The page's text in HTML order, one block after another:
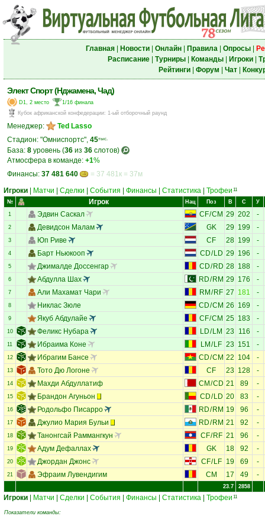
Главная| Новости| Онлайн| Правила| Опросы|
Расписание| Турниры| Команды| Игроки|
Рейтинги| Форум Чат|
Элект Спорт (Нджамена, Чад)
D1, 2 место
1/16 финала
Кубок африканской конфедерации: 1-ый отборочный раунд
Менеджер:
Ted Lasso
Стадион: "Омниспортс", 45тыс.
База: 8 уровень (36 из 36 слотов)
Атмосфера в команде: +1%
Финансы: 37 481 640
= 37 481к = 37м
Игроки
Матчи Сделки События Финансы Статистика Трофеи 11
№ Игрок Нац Поз В С У
1 Эдвин Саскал CF/CM 29 202 -
2 Девидсон Малам GK 29 199 -
3 Юп Риве CF 28 199 -
4 Барт Ньюкооп CD/LD 29 196 -
5 Джималде Доссенгар CD/RD 28 188 -
6 Абдулла Шах RD/ RM 29 176 -
7 Али Махамат Чари RM / RF 27 181 -
8 Никлас Зюле CD/CM 26 169 -
9 Якуб Абдулайе CF/CM 25 183 -
10 Феликс Нубара LD/ LM 23 116 -
11 Ибраима Коне LM / LF 23 151 -
12 Ибрагим Бансе CD/CM 22 104 -
13 Тото Дю Логоне CF 23 128 -
14 Махди Абдуллатиф CM /CD 21 89 -
15 Брандон Агуньон CD/LD 20 83 -
16 Родольфо Писарро RD/ RM 19 96 -
17 Джулио Мария Бульи RD/ RM 21 92 -
18 Танонгсай Раммангкун CF/RF 21 96 -
19 Адум Дефаллах GK 18 92 -
20 Джордан Джонс CF/LF 19 69 -
21 Эфраим Лувендигим CM 17 49 -
23.7 2858
Игроки Матчи Сделки События Финансы Статистика Трофеи 11
Показатели команды: